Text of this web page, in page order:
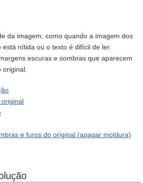
da imagem, como quando a imagem dos
nítida ou o texto é difícil de ler.
escuras e sombras que aparecem
e furos do original (apagar moldura)